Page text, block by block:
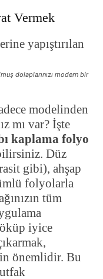
Vermek
dolaplarınızı modern bir
modelinden
mı var? İşte
kaplama folyo
Düz
gibi), ahşap
folyolarla
tüm
iyice
önemlidir. Bu